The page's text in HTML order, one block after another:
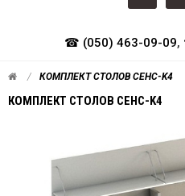
☎ (050) 463-09-09,
КОМПЛЕКТ СТОЛОВ СЕНС-K4
КОМПЛЕКТ СТОЛОВ СЕНС-K4